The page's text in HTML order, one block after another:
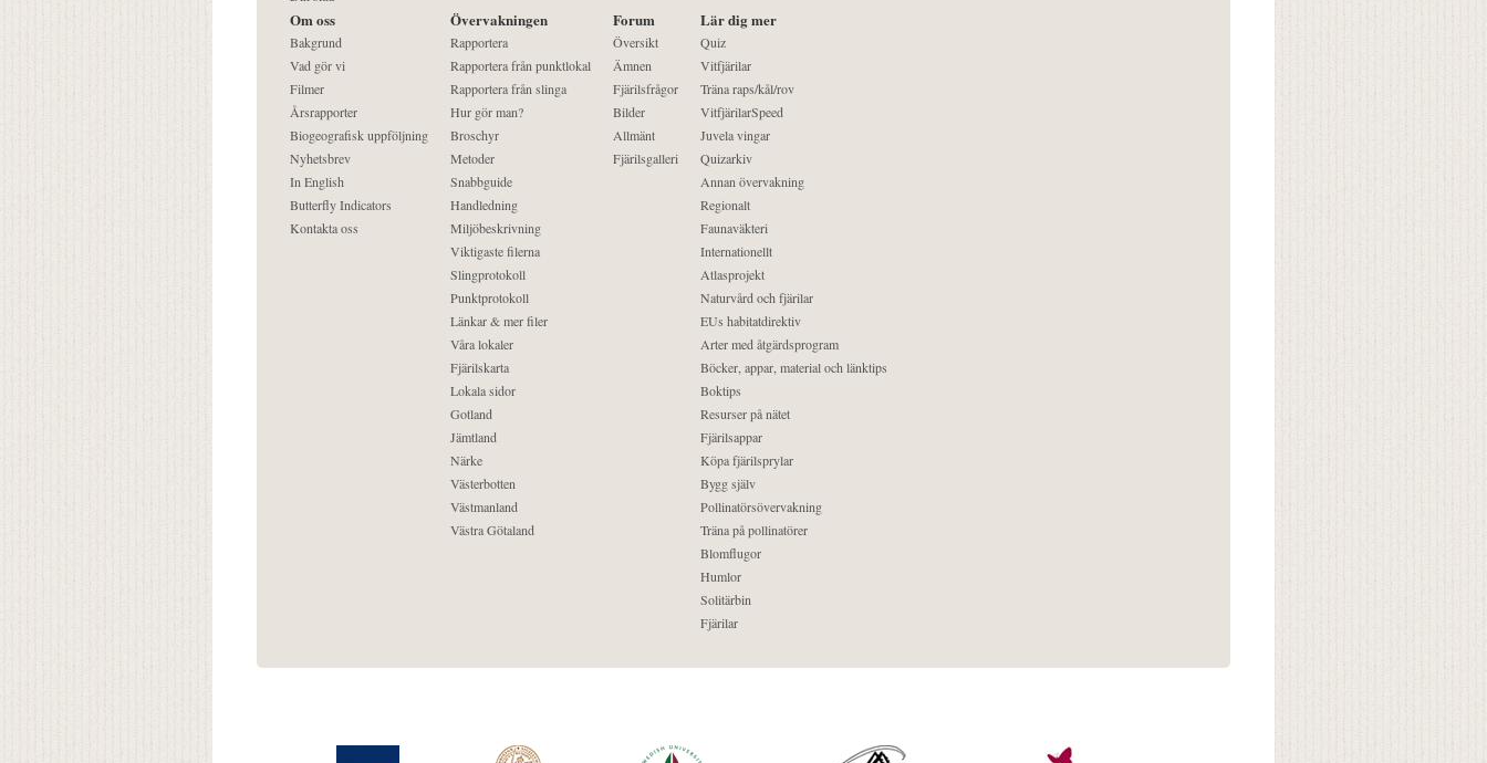
Om oss
Bakgrund
Vad gör vi
Filmer
Årsrapporter
Biogeografisk uppföljning
Nyhetsbrev
In English
Butterfly Indicators
Kontakta oss
Övervakningen
Rapportera
Rapportera från punktlokal
Rapportera från slinga
Hur gör man?
Broschyr
Metoder
Snabbguide
Handledning
Miljöbeskrivning
Viktigaste filerna
Slingprotokoll
Punktprotokoll
Länkar & mer filer
Våra lokaler
Fjärilskarta
Lokala sidor
Gotland
Jämtland
Närke
Västerbotten
Västmanland
Västra Götaland
Forum
Översikt
Ämnen
Fjärilsfrågor
Bilder
Allmänt
Fjärilsgalleri
Lär dig mer
Quiz
Vitfjärilar
Träna raps/kål/rov
VitfjärilarSpeed
Juvela vingar
Quizarkiv
Annan övervakning
Regionalt
Faunaväkteri
Internationellt
Atlasprojekt
Naturvård och fjärilar
EUs habitatdirektiv
Arter med åtgärdsprogram
Böcker, appar, material och länktips
Boktips
Resurser på nätet
Fjärilsappar
Köpa fjärilsprylar
Bygg själv
Pollinatörsövervakning
Träna på pollinatörer
Blomflugor
Humlor
Solitärbin
Fjärilar